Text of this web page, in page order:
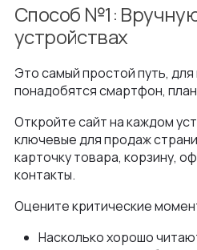
Способ №1:
устройствах
Это самый простой путь,
понадобятся смартфон,
Откройте сайт на каждом
ключевые для продаж
карточку товара, корзину,
контакты.
Оцените критические
Насколько хорошо